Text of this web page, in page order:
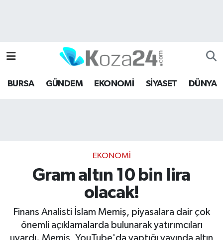
BURSA GÜNDEM EKONOMİ SİYASET DÜNYA
EKONOMİ
Gram altın 10 bin lira
olacak!
Finans Analisti İslam Memiş, piyasalara dair çok
önemli açıklamalarda bulunarak yatırımcıları
uyardı. Memiş, YouTube'da yaptığı yayında altın
Bursa Hava Durumu
Bursa Namaz Vakitleri
Son Dakika Haberleri
Haber Arşivi